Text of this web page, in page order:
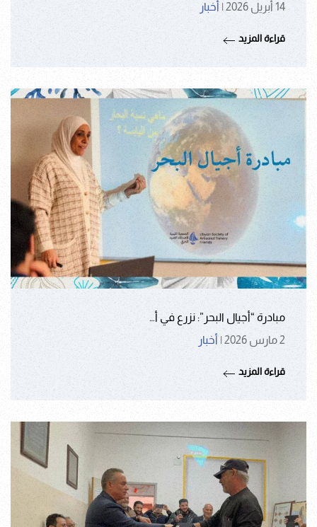
14 أبريل 2026
| أخبار
قراءة المزيد
مبادرة “أجيال البحر”: نزرع في أ…
2 مارس 2026
| أخبار
قراءة المزيد